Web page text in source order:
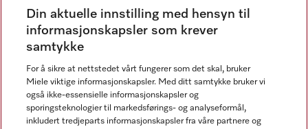
Miele Experience Center Nesbru
Miele Outlet Nesbru
Nyhetsbrev
Din aktuelle innstilling med hensyn til
informasjonskapsler som krever
samtykke
For å sikre at nettstedet vårt fungerer som det skal, bruker
Miele viktige informasjonskapsler. Med ditt samtykke bruker vi
også ikke-essensielle informasjonskapsler og
sporingsteknologier til markedsførings- og analyseformål,
inkludert tredjeparts informasjonskapsler fra våre partnere og